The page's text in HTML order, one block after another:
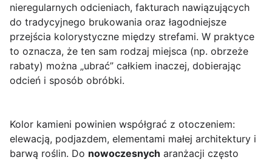
nieregularnych odcieniach, fakturach nawiązujących
do tradycyjnego brukowania oraz łagodniejsze
przejścia kolorystyczne między strefami. W praktyce
to oznacza, że ten sam rodzaj miejsca (np. obrzeże
rabaty) można „ubrać” całkiem inaczej, dobierając
odcień i sposób obróbki.
Kolor kamieni powinien współgrać z otoczeniem:
elewacją, podjazdem, elementami małej architektury i
barwą roślin. Do nowoczesnych aranżacji często